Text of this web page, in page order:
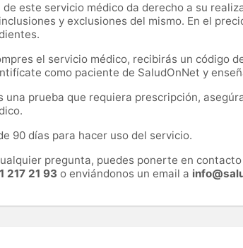
de este servicio médico da derecho a su
y exclusiones del mismo. En el
el servicio médico, recibirás un código
como paciente de SaludOnNet y
una prueba que requiera prescripción,
90 días para hacer uso del servicio.
pregunta, puedes ponerte en
217 21 93 o enviándonos un email a